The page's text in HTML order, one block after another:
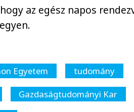
az egész napos
Egyetem
tudomány
Gazdaságtudományi Kar